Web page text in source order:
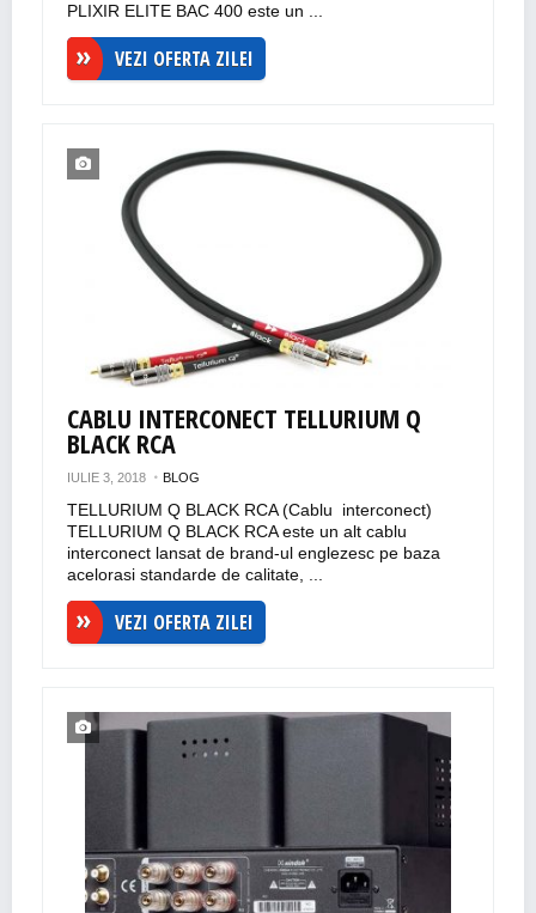
PLIXIR ELITE BAC 400 este un ...
VEZI OFERTA ZILEI
CABLU INTERCONECT TELLURIUM Q
BLACK RCA
IULIE 3, 2018 BLOG
TELLURIUM Q BLACK RCA (Cablu interconect)
TELLURIUM Q BLACK RCA este un alt cablu
interconect lansat de brand-ul englezesc pe baza
acelorasi standarde de calitate, ...
VEZI OFERTA ZILEI